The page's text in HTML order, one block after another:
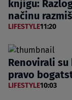
knjigu:
načinu
LIFESTYLE11:20
Renovirali
pravo
LIFESTYLE10:03